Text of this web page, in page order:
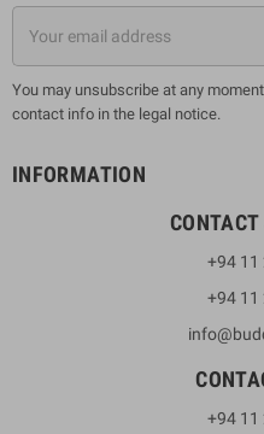
You may unsubscribe at any
contact info in the legal notice.
INFORMATION
+94 11
+94 11
+94 11